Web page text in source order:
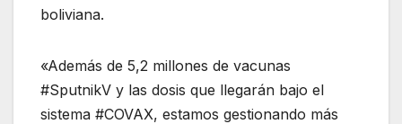
boliviana.
«Además de 5,2 millones de vacunas
#SputnikV y las dosis que llegarán bajo el
sistema #COVAX, estamos gestionando más